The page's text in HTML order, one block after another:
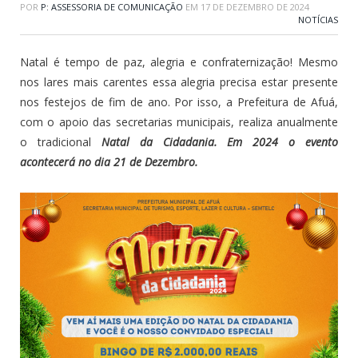
POR P: ASSESSORIA DE COMUNICAÇÃO EM 17 DE DEZEMBRO DE 2024
NOTÍCIAS
Natal é tempo de paz, alegria e confraternização! Mesmo
nos lares mais carentes essa alegria precisa estar presente
nos festejos de fim de ano. Por isso, a Prefeitura de Afuá,
com o apoio das secretarias municipais, realiza anualmente
o tradicional Natal da Cidadania. Em 2024 o evento
acontecerá no dia 21 de Dezembro.